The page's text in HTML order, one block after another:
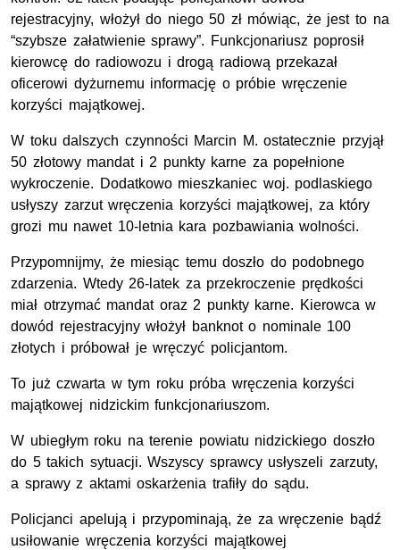
rejestracyjny, włożył do niego 50 zł mówiąc, że jest to na
“szybsze załatwienie sprawy”. Funkcjonariusz poprosił
kierowcę do radiowozu i drogą radiową przekazał
oficerowi dyżurnemu informację o próbie wręczenie
korzyści majątkowej.
W toku dalszych czynności Marcin M. ostatecznie przyjął
50 złotowy mandat i 2 punkty karne za popełnione
wykroczenie. Dodatkowo mieszkaniec woj. podlaskiego
usłyszy zarzut wręczenia korzyści majątkowej, za który
grozi mu nawet 10-letnia kara pozbawiania wolności.
Przypomnijmy, że miesiąc temu doszło do podobnego
zdarzenia. Wtedy 26-latek za przekroczenie prędkości
miał otrzymać mandat oraz 2 punkty karne. Kierowca w
dowód rejestracyjny włożył banknot o nominale 100
złotych i próbował je wręczyć policjantom.
To już czwarta w tym roku próba wręczenia korzyści
majątkowej nidzickim funkcjonariuszom.
W ubiegłym roku na terenie powiatu nidzickiego doszło
do 5 takich sytuacji. Wszyscy sprawcy usłyszeli zarzuty,
a sprawy z aktami oskarżenia trafiły do sądu.
Policjanci apelują i przypominają, że za wręczenie bądź
usiłowanie wręczenia korzyści majątkowej